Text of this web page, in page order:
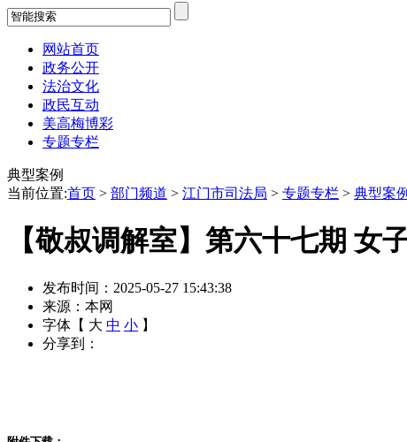
网站首页
政务公开
法治文化
政民互动
美高梅博彩
专题专栏
典型案例
当前位置:首页 > 部门频道 > 江门市司法局 > 专题专栏 > 典型案例
【敬叔调解室】第六十七期 女
发布时间：2025-05-27 15:43:38
来源：本网
字体【 大 中 小 】
分享到：